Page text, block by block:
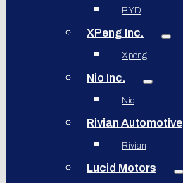
BYD
XPeng Inc.
Xpeng
Nio Inc.
Nio
Rivian Automotive
Rivian
Lucid Motors